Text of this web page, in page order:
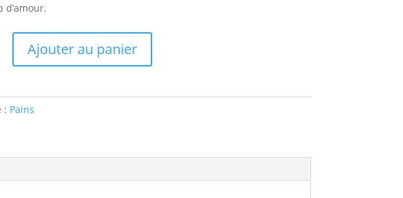
d’amour.
Ajouter au panier
: Pains